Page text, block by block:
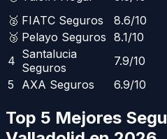
🥈 FIATC Seguros 8.6/10
🥉 Pelayo Seguros 8.1/10
4 Santalucia
Seguros
7.9/10
5
AXA Seguros 6.9/10
Top 5 Mejores